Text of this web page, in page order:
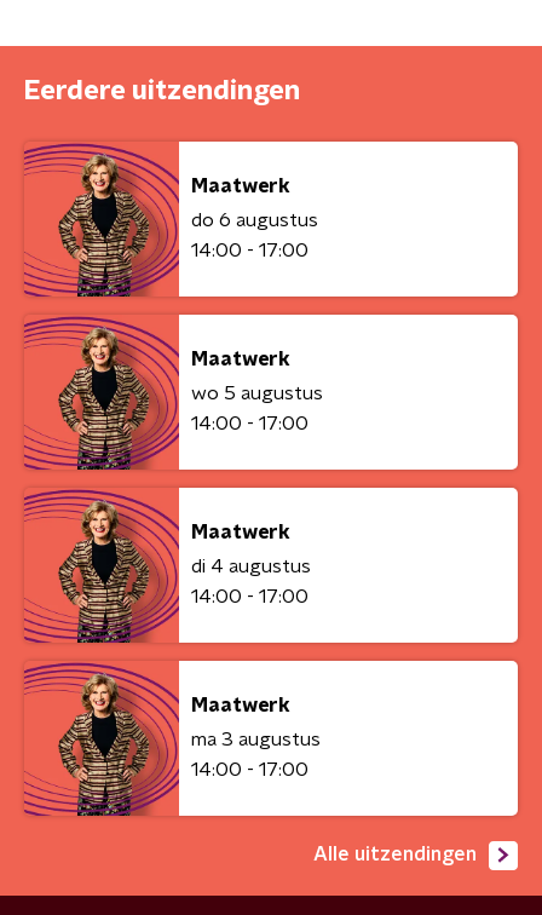
Eerdere uitzendingen
Maatwerk
do 6 augustus
14:00 - 17:00
Maatwerk
wo 5 augustus
14:00 - 17:00
Maatwerk
di 4 augustus
14:00 - 17:00
Maatwerk
ma 3 augustus
14:00 - 17:00
Alle uitzendingen